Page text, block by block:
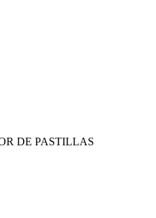
DE PASTILLAS